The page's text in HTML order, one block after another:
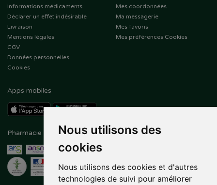
Nous utilisons des
cookies
Nous utilisons des cookies et d'autres
technologies de suivi pour améliorer
Informations médicaments
Déclarer un effet indésirable
Livraison
Mentions légales
CGV
Données personnelles
Cookies
Mes coordonnées
Ma messagerie
Mes favoris
Mes préférences Cookies
Apps mobiles
Pharmacie en ligne agréée Paiement sécurisé